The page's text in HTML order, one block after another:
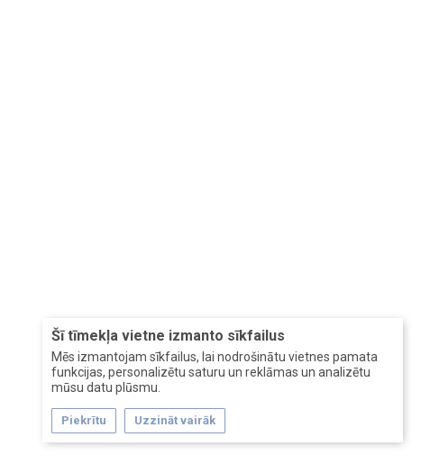
Šī tīmekļa vietne izmanto sīkfailus
Mēs izmantojam sīkfailus, lai nodrošinātu vietnes pamata
funkcijas, personalizētu saturu un reklāmas un analizētu
mūsu datu plūsmu.
Piekrītu Uzzināt vairāk